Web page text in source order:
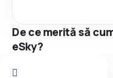
De ce merită să
eSky?